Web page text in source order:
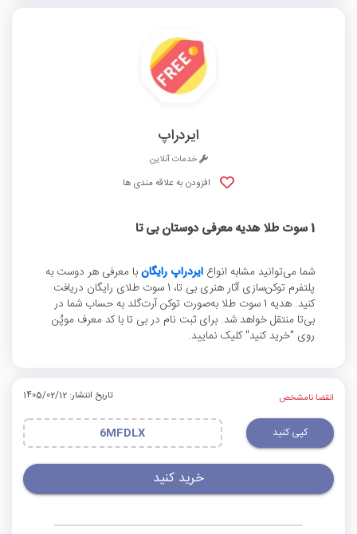
ایردراپ
خدمات آنلاین
افزودن به علاقه مندی ها
1 سوت طلا هدیه معرفی دوستان بی تا
شما می‌توانید مشابه انواع ایردراپ رایگانبا معرفی هر دوست به
پلتفرم توکن‌سازی آثار هنری بی تا، 1 سوت طلای رایگان دریافت
کنید. هدیه 1 سوت طلا به‌صورت توکن آرت‌گلد به حساب شما در
بی‌تا منتقل خواهد شد. برای ثبت نام در بی تا با کد معرف موپُن
روی "خرید کنید" کلیک نمایید.
انقضا نامشخص تاریخ انتشار: 1405/02/12
کپی کنید 6MFDLX
خرید کنید